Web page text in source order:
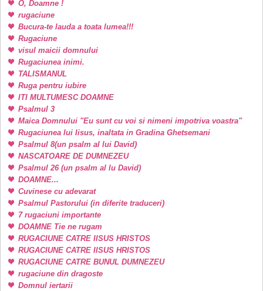
O, Doamne !
rugaciune
Bucura-te lauda a toata lumea!!!
Rugaciune
visul maicii domnului
Rugaciunea inimi.
TALISMANUL
Ruga pentru iubire
ITI MULTUMESC DOAMNE
Psalmul 3
Maica Domnului "Eu sunt cu voi si nimeni impotriva voastra"
Rugaciunea lui Iisus, inaltata in Gradina Ghetsemani
Psalmul 8(un psalm al lui David)
NASCATOARE DE DUMNEZEU
Psalmul 26 (un psalm al lu David)
DOAMNE...
Cuvinese cu adevarat
Psalmul Pastorului (in diferite traduceri)
7 rugaciuni importante
DOAMNE Tie ne rugam
RUGACIUNE CATRE IISUS HRISTOS
RUGACIUNE CATRE IISUS HRISTOS
RUGACIUNE CATRE BUNUL DUMNEZEU
rugaciune din dragoste
Domnul iertarii